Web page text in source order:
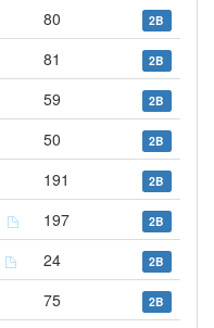
80 2B
81 2B
59 2B
50 2B
191 2B
197 2B
24 2B
75 2B